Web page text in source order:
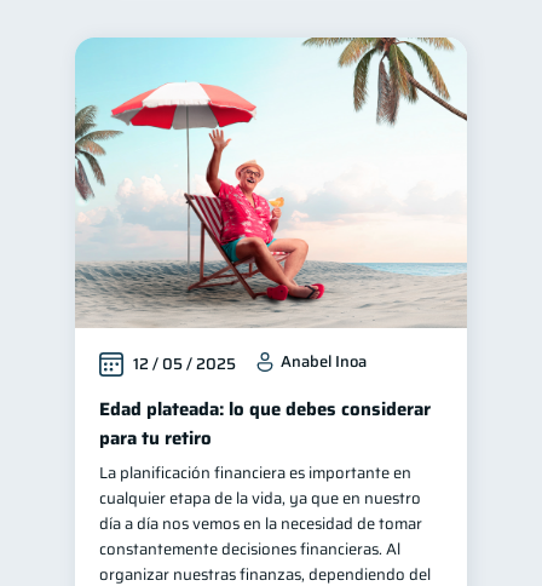
Control de deudas
Finanzas familiares
Inclusión financiera
Bienestar financiero 22
Finanzas para mujeres 20
Seguridad financiera 13
Salud financiera 12
Productos financieros 11
Organización Financiera 10
Deudas 10
Entidad financiera 8
Préstamos 8 Ahorro 8
Consejos
12 / 05 / 2025 Anabel Inoa
Edad plateada: lo que debes considerar
para tu retiro
La planificación financiera es importante en
cualquier etapa de la vida, ya que en nuestro
día a día nos vemos en la necesidad de tomar
constantemente decisiones financieras. Al
organizar nuestras finanzas, dependiendo del